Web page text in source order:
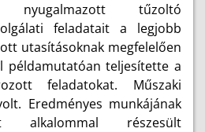
nyugalmazott tűzoltó
feladatait a legjobb
utasításoknak megfelelően
példamutatóan teljesítette a
feladatokat. Műszaki
Eredményes munkájának
alkalommal részesült